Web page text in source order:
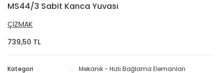
MS44/3 Sabit Kanca Yuvası
ÇİZMAK
739,50 TL
Kategori
Mekanik - Hızlı Bağlama Elemanları